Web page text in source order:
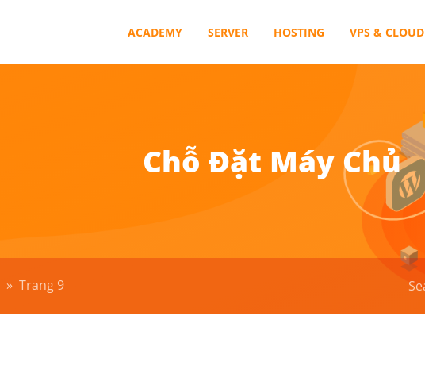
ACADEMY SERVER HOSTING VPS & CLOUD
Chỗ Đặt Máy Chủ
» Trang 9